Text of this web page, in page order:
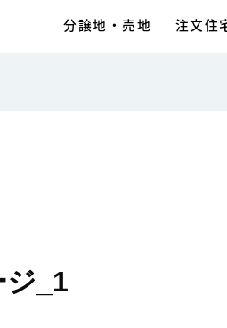
分譲地・売地 注文住
_1